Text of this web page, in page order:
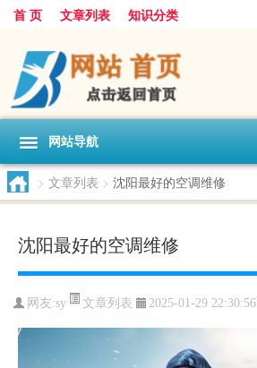
首 页 文章列表 知识分类
网站导航
> 文章列表 > 沈阳最好的空调维修
沈阳最好的空调维修
网友:sy 文章列表 2025-01-29 22:30:56